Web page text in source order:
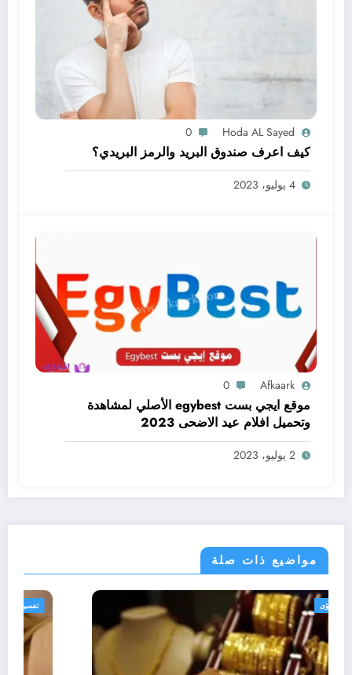
Hoda AL Sayed
0
كيف اعرف صندوق البريد والرمز البريدي؟
4 يوليو، 2023
Afkaark
0
موقع ايجي بست egybest الأصلي لمشاهدة
وتحميل افلام عيد الاضحى 2023
2 يوليو، 2023
مواضيع ذات صلة
تفسير الاحلام والرؤى